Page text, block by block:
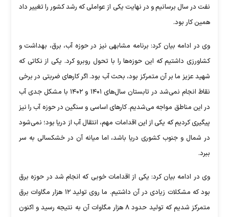
نفت در سال برسانیم و در نهایت یکی از عواملی که رشد کشور را تغییر داد
همین کار بود.
وی در ادامه بیان کرد: برنامه مشابهی نیز در حوزه آب، برق، بهداشت و
کشاورزی داشتیم که این حوزه‌ها را با تحول روبرو کرد. یکی از نکاتی که
شهید عزیز ما بر آن متمرکز بود، بحث آب بود. اگر کار‌های ضربتی در برخی
نقاط انجام نمی‌شد در تابستان سال‌های ۱۴۰۱ و ۱۴۰۲ با مشکل جدی آب
در این مناطق مواجه می‌شدیم. کار‌های اساسی و سنگین در حوزه آب را نیز
پیگیری کردیم که یکی از این اقدامات مهم، انتقال آب از دریا بود؛ نمی‌شود
در شمال و جنوب کشوری دریا باشد، اما میانه آن در خشکسالی به سر
ببرد.
وی در ادامه بیان کرد: یکی از اقدامات خوبی که انجام شد در حوزه برق
بود که مشکلات زیادی در آن داشتیم. ما روی تولید ۱۲ هزار مگاوات برق
متمرکز شدیم که تولید حدود ۸ هزار مگاوات آن به نتیجه رسید و اکنون